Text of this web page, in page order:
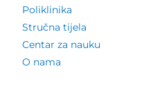
Poliklinika
Stručna tijela
Centar za nauku
O nama